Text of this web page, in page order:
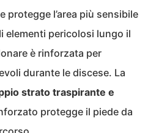
protegge l’area più sensibile
elementi pericolosi lungo il
è rinforzata per
durante le discese. La
strato traspirante e
protegge il piede da